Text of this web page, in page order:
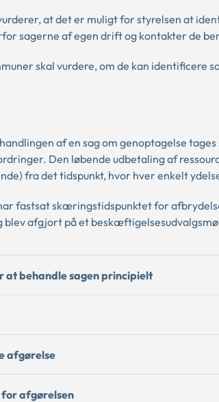
at det er muligt for styrelsen at
sagerne af egen drift og kontakter de
skal vurdere, om de kan identificere
af en sag om genoptagelse
Den løbende udbetaling af
fra det tidspunkt, hvor hver enkelt
fastsat skæringstidspunktet for
blev afgjort på et
at behandle sagen principielt
afgørelse
for afgørelsen